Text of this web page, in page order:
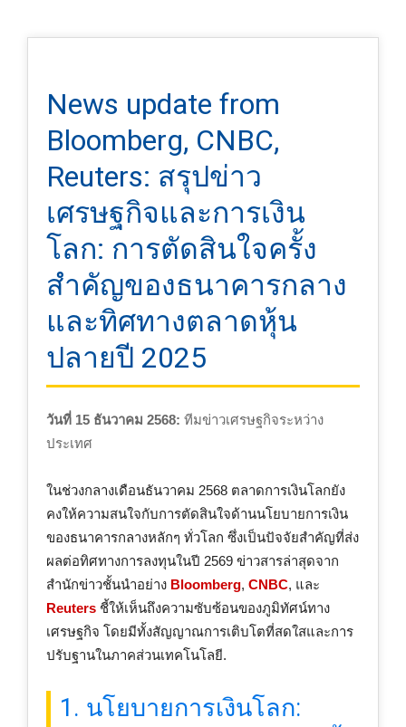
News update from
Bloomberg, CNBC,
Reuters: สรุปข่าว
เศรษฐกิจและการเงิน
โลก: การตัดสินใจครั้ง
สำคัญของธนาคารกลาง
และทิศทางตลาดหุ้น
ปลายปี 2025
วันที่ 15 ธันวาคม 2568: ทีมข่าวเศรษฐกิจระหว่าง
ประเทศ
ในช่วงกลางเดือนธันวาคม 2568 ตลาดการเงินโลกยัง
คงให้ความสนใจกับการตัดสินใจด้านนโยบายการเงิน
ของธนาคารกลางหลักๆ ทั่วโลก ซึ่งเป็นปัจจัยสำคัญที่ส่ง
ผลต่อทิศทางการลงทุนในปี 2569 ข่าวสารล่าสุดจาก
สำนักข่าวชั้นนำอย่าง Bloomberg, CNBC, และ
Reuters ชี้ให้เห็นถึงความซับซ้อนของภูมิทัศน์ทาง
เศรษฐกิจ โดยมีทั้งสัญญาณการเติบโตที่สดใสและการ
ปรับฐานในภาคส่วนเทคโนโลยี.
1. นโยบายการเงินโลก: